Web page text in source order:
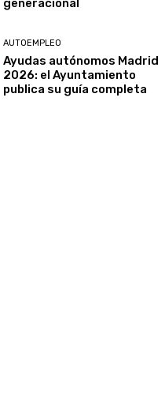
generacional
AUTOEMPLEO
Ayudas autónomos Madrid
2026: el Ayuntamiento
publica su guía completa